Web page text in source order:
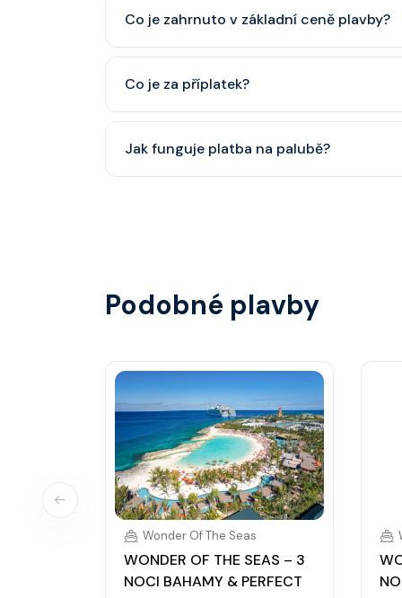
minimálně 6 měsíců po skončení plavby.
Co je zahrnuto v základní ceně plavby?
nápoje (voda, čaj, káva, limonády apod.).
Co je za příplatek?
některé aktivity.
Jak funguje platba na palubě?
Podobné plavby
Wonder Of The Seas
WONDER OF THE SEAS – 3
NOCI BAHAMY & PERFECT